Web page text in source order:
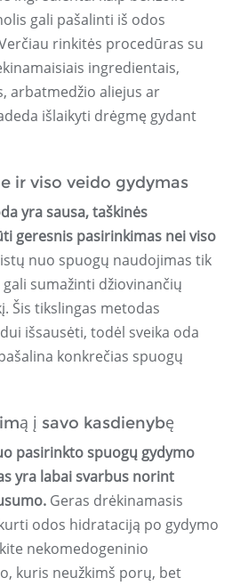
gali pašalinti iš odos
rinkitės procedūras su
ingredientais,
arbatmedžio aliejus ar
išlaikyti drėgmę gydant
ir viso veido gydymas
yra sausa, taškinės
geresnis pasirinkimas nei viso
nuo spuogų naudojimas tik
sumažinti džiovinančių
Šis tikslingas metodas
išsausėti, todėl sveika oda
konkrečias spuogų
į savo kasdienybę
pasirinkto spuogų gydymo
yra labai svarbus norint
Geras drėkinamasis
odos hidrataciją po gydymo
nekomedogeninio
kuris neužkimš porų, bet